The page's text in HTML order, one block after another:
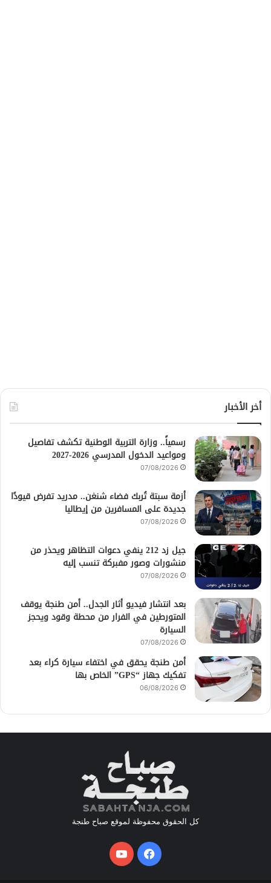
أخر الأخبار
رسمياً.. وزارة التربية الوطنية تكشف تفاصيل
ومواعيد الدخول المدرسي 2026-2027
07/08/2026
أزمة سبتة تُربك فضاء شنغن.. مدريد تفرض قيودًا
جديدة على المسافرين من إيطاليا
07/08/2026
جيل زد 212 ينفي دعوات التظاهر ويحذر من
منشورات وصور مفبركة تنسب إليه
07/08/2026
بعد انتشار فيديو أثار الجدل.. أمن طنجة يوقف
المتورطين في الفرار من محطة وقود ويحجز
السيارة
07/08/2026
أمن طنجة يحقق في اختفاء سيارة كراء بعد
تفكيك جهاز “GPS” الخاص بها
06/08/2026
كل الحقوق محفوظة لموقع صباح طنجة
فيسبوكيوتيوب